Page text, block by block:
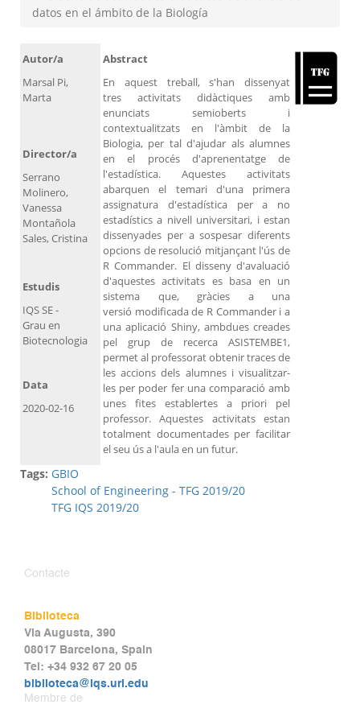
datos en el ámbito de la Biología
Autor/a
Marsal Pi,
Marta
Abstract
En aquest treball, s'han dissenyat
tres activitats didàctiques amb
enunciats semioberts i
contextualitzats en l'àmbit de la
Biologia, per tal d'ajudar als alumnes
en el procés d'aprenentatge de
l'estadística. Aquestes activitats
abarquen el temari d'una primera
assignatura d'estadística per a no
estadístics a nivell universitari, i estan
dissenyades per a sospesar diferents
opcions de resolució mitjançant l'ús de
R Commander. El disseny d'avaluació
d'aquestes activitats es basa en un
sistema que, gràcies a una
versió modificada de R Commander i a
una aplicació Shiny, ambdues creades
pel grup de recerca ASISTEMBE1,
permet al professorat obtenir traces de
les accions dels alumnes i visualitzar-
les per poder fer una comparació amb
unes fites establertes a priori pel
professor. Aquestes activitats estan
totalment documentades per facilitar
el seu ús a l'aula en un futur.
Director/a
Serrano
Molinero,
Vanessa
Montañola
Sales, Cristina
Estudis
IQS SE -
Grau en
Biotecnologia
Data
2020-02-16
Tags: GBIO
School of Engineering - TFG 2019/20
TFG IQS 2019/20
Contacte
Biblioteca
Via Augusta, 390
08017 Barcelona, Spain
Tel: +34 932 67 20 05
biblioteca@iqs.url.edu
Membre de